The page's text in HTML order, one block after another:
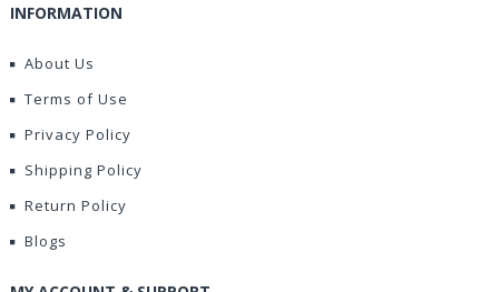
INFORMATION
About Us
Terms of Use
Privacy Policy
Shipping Policy
Return Policy
Blogs